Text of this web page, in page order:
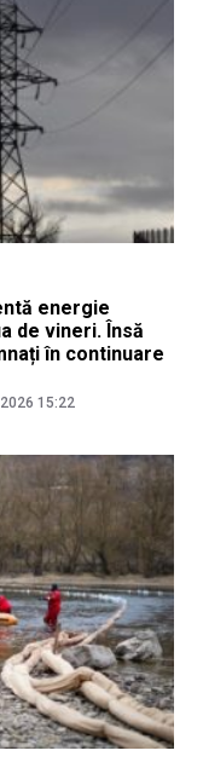
energie
de vineri. Însă
în continuare
15:22